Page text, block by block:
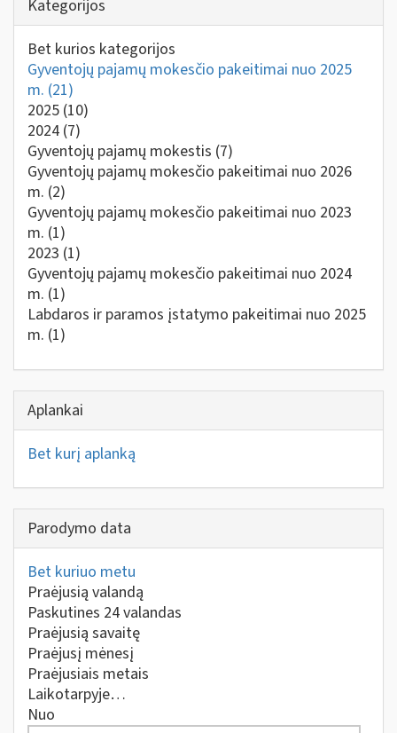
Kategorijos
Bet kurios kategorijos
Gyventojų pajamų mokesčio pakeitimai nuo 2025
m. (21)
2025 (10)
2024 (7)
Gyventojų pajamų mokestis (7)
Gyventojų pajamų mokesčio pakeitimai nuo 2026
m. (2)
Gyventojų pajamų mokesčio pakeitimai nuo 2023
m. (1)
2023 (1)
Gyventojų pajamų mokesčio pakeitimai nuo 2024
m. (1)
Labdaros ir paramos įstatymo pakeitimai nuo 2025
m. (1)
Aplankai
Bet kurį aplanką
Parodymo data
Bet kuriuo metu
Praėjusią valandą
Paskutines 24 valandas
Praėjusią savaitę
Praėjusį mėnesį
Praėjusiais metais
Laikotarpyje…
Nuo